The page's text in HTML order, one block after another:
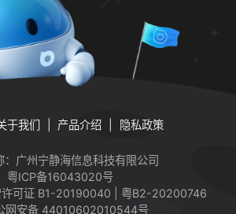
于我们 产品介绍 隐私政策
：广州宁静海信息科技有限公司
粤ICP备16043020号
可证 B1-20190040 | 粤B2-20200746
网安备 44010602010544号